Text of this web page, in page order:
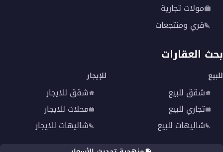
مولات تجارية
قري ومنتجعات
بحث العقارات
للبيع
شقق للبيع
تجاري للبيع
شاليهات للبيع
للإيجار
شقق للايجار
محلات للايجار
شاليهات للايجار